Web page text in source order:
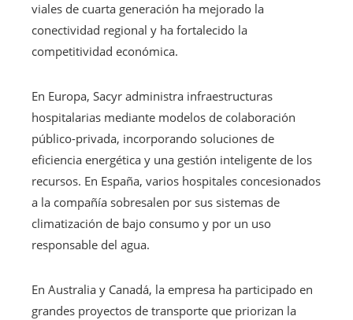
viales de cuarta generación ha mejorado la
conectividad regional y ha fortalecido la
competitividad económica.
En Europa, Sacyr administra infraestructuras
hospitalarias mediante modelos de colaboración
público-privada, incorporando soluciones de
eficiencia energética y una gestión inteligente de los
recursos. En España, varios hospitales concesionados
a la compañía sobresalen por sus sistemas de
climatización de bajo consumo y por un uso
responsable del agua.
En Australia y Canadá, la empresa ha participado en
grandes proyectos de transporte que priorizan la